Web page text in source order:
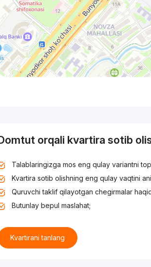
orqali kvartira sotib
Talablaringizga mos eng qulay variantni
Kvartira sotib olishning eng qulay vaqtini
Quruvchi taklif qilayotgan chegirmalar
Butunlay bepul maslahat;
Kvartirani tanlang